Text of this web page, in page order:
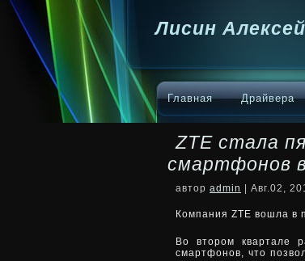
Лисин Алексей
Главная Драйвера
ZTE стала
смартфонов
автор admin | Авг.02,
Компания ZTE вошла в
Во втором квартале
смартфонов, что